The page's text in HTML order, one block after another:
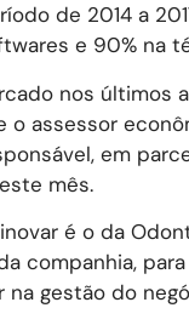
de 2014 a
e 90% na
nos últimos
o assessor
em
mês.
é o da
companhia,
gestão do